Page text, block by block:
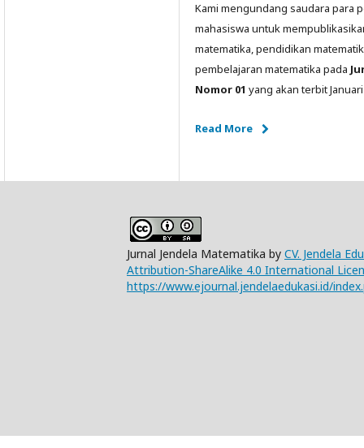
Kami mengundang saudara para
mahasiswa untuk
matematika, pendidikan
pembelajaran matematika pada
Nomor 01 yang akan terbit
Read More
Jurnal Jendela Matematika by CV. Jendela
Attribution-ShareAlike 4.0 International
https://www.ejournal.jendelaedukasi.id/